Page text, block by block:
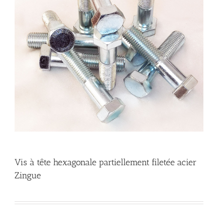
Vis à tête hexagonale partiellement filetée acier
Zingue